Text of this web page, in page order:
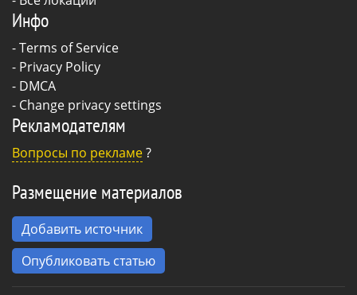
Инфо
-Terms of Service
- Privacy Policy
- DMCA
- Change privacy settings
Рекламодателям
Вопросы по рекламе?
Размещение материалов
Добавить источник
Опубликовать статью